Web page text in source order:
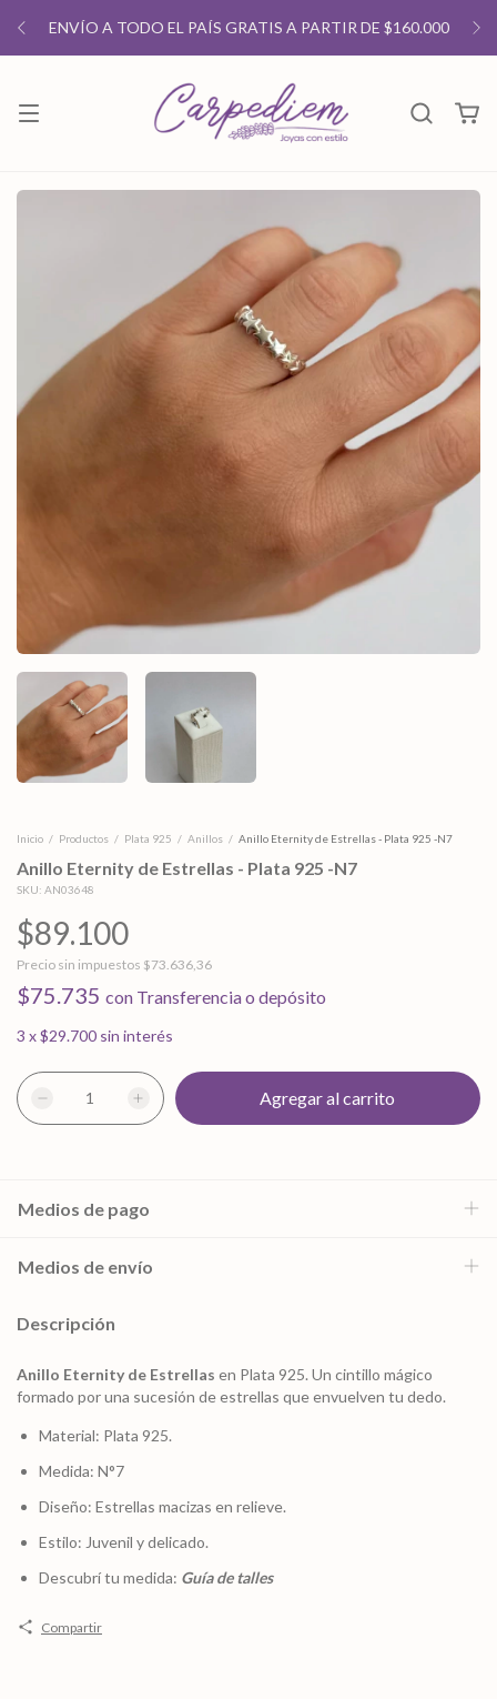
ENVÍO A TODO EL PAÍS GRATIS A PARTIR DE $160.000
Inicio / Productos / Plata 925 / Anillos / Anillo Eternity de Estrellas - Plata 925 -N7
Anillo Eternity de Estrellas - Plata 925 -N7
SKU: AN03648
$89.100
Precio sin impuestos $73.636,36
$75.735 con Transferencia o depósito
3 x$29.700 sin interés
Medios de pago
Medios de envío
Descripción
Anillo Eternity de Estrellas en Plata 925. Un cintillo mágico
formado por una sucesión de estrellas que envuelven tu dedo.
Material: Plata 925.
Medida: N°7
Diseño: Estrellas macizas en relieve.
Estilo: Juvenil y delicado.
Descubrí tu medida: Guía de talles
Compartir